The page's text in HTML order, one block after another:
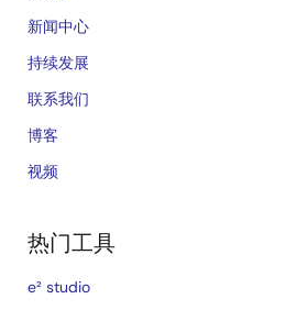
新闻中心
持续发展
联系我们
博客
视频
热门工具
e² studio